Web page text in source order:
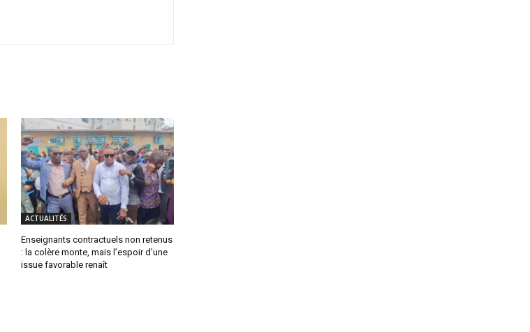
ACTUALITÉS
Enseignants contractuels non retenus
: la colère monte, mais l’espoir d’une
issue favorable renaît